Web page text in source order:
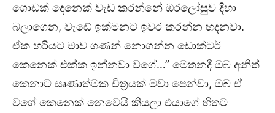
ගොඩක් දෙනෙක් වැඩ කරන්නේ ඔරලෝසුව දිහා
බලාගෙන, වැඩේ ඉක්මනට ඉවර කරන්න හදනවා.
ඒක හරියට මාව ගණන් නොගන්න ඩොක්ටර්
කෙනෙක් එක්ක ඉන්නවා වගේ…” මෙතනදී ඔබ අනිත්
කෙනාට සෘණාත්මක චිත්‍රයක් මවා පෙන්වා, ඔබ ඒ
වගේ කෙනෙක් නෙවෙයි කියලා එයාගේ හිතට